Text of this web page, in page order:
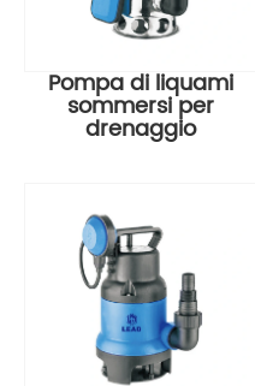
Pompa di liquami
sommersi per
drenaggio